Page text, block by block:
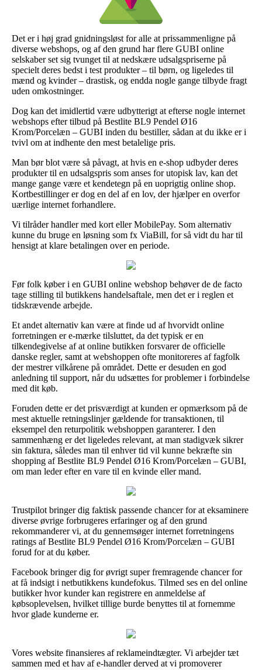
Det er i høj grad gnidningsløst for alle at prissammenligne på
diverse webshops, og af den grund har flere GUBI online
selskaber set sig tvunget til at nedskære udsalgspriserne på
specielt deres bedst i test produkter – til børn, og ligeledes til
mænd og kvinder – drastisk, og endda nogle gange tilbyde fragt
uden omkostninger.
Dog kan det imidlertid være udbytterigt at efterse nogle internet
webshops efter tilbud på Bestlite BL9 Pendel Ø16
Krom/Porcelæn – GUBI inden du bestiller, sådan at du ikke er i
tvivl om at indhente den mest betalelige pris.
Man bør blot være så påvagt, at hvis en e-shop udbyder deres
produkter til en udsalgspris som anses for utopisk lav, kan det
mange gange være et kendetegn på en uoprigtig online shop.
Kortbestillinger er dog en del af en lov, der hjælper en overfor
uærlige internet forhandlere.
Vi tilråder handler med kort eller MobilePay. Som alternativ
kunne du bruge en løsning som fx ViaBill, for så vidt du har til
hensigt at klare betalingen over en periode.
Før folk køber i en GUBI online webshop behøver de de facto
tage stilling til butikkens handelsaftale, men det er i reglen et
tidskrævende arbejde.
Et andet alternativ kan være at finde ud af hvorvidt online
forretningen er e-mærke tilsluttet, da det typisk er en
tilkendegivelse af at online butikken forsvarer de officielle
danske regler, samt at webshoppen ofte monitoreres af fagfolk
der mestrer vilkårene på området. Dette er desuden en god
anledning til support, når du udsættes for problemer i forbindelse
med dit køb.
Foruden dette er det prisværdigt at kunden er opmærksom på de
mest aktuelle retningslinjer gældende for transaktionen, til
eksempel den returpolitik webshoppen garanterer. I den
sammenhæng er det ligeledes relevant, at man stadigvæk sikrer
sin faktura, således man til enhver tid vil kunne bekræfte sin
shopping af Bestlite BL9 Pendel Ø16 Krom/Porcelæn – GUBI,
om man leder efter en vare til en kvinde eller mand.
Trustpilot bringer dig faktisk passende chancer for at eksaminere
diverse øvrige forbrugeres erfaringer og af den grund
rekommanderer vi, at du gennemsøger internet forretningens
ratings af Bestlite BL9 Pendel Ø16 Krom/Porcelæn – GUBI
forud for at du køber.
Facebook bringer dig for øvrigt super fremragende chancer for
at få indsigt i netbutikkens kundefokus. Tilmed ses en del online
butikker hvor kunder kan registrere en anmeldelse af
købsoplevelsen, hvilket tillige burde benyttes til at fornemme
hvor glade kunderne er.
Vores website finansieres af reklameindtægter. Vi arbejder tæt
sammen med et hav af e-handler derved at vi promoverer